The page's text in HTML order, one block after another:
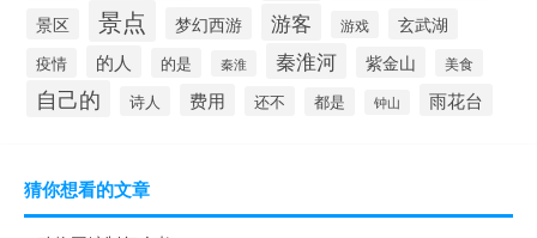
景区
景点 梦幻西游 游客 游戏 玄武湖
疫情 的人 的是 秦淮 秦淮河 紫金山 美食
自己的 诗人 费用 还不 都是 钟山 雨花台
猜你想看的文章